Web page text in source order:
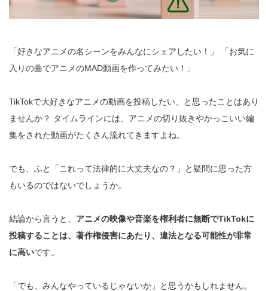
「好きなアニメの名シーンをみんなにシェアしたい！」 「お気に
入りの曲でアニメのMAD動画を作ってみたい！」
TikTokで大好きなアニメの動画を投稿したい、と思ったことはあり
ませんか？ タイムラインには、アニメの切り抜きやかっこいい編
集をされた動画がたくさん流れてきますよね。
でも、ふと「これって法律的に大丈夫なの？」と疑問に思った方
もいるのではないでしょうか。
結論から言うと、 アニメの映像や音楽を権利者に無断でTikTokに
投稿することは、著作権侵害にあたり、違法となる可能性が非常
に高いです。
「でも、みんなやっているじゃないか」と思うかもしれません。